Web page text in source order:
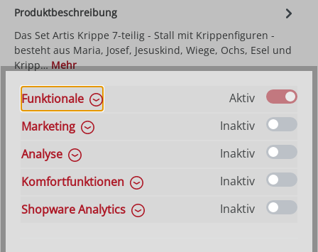
Produktbeschreibung
Das Set Artis Krippe 7-teilig - Stall mit Krippenfiguren -
besteht aus Maria, Josef, Jesuskind, Wiege, Ochs, Esel und
Kripp…Mehr
Beispiele für passende Artikel
Funktionale
Aktiv
Marketing
Inaktiv
Analyse
Inaktiv
Komfortfunktionen
Inaktiv
Shopware Analytics
Inaktiv